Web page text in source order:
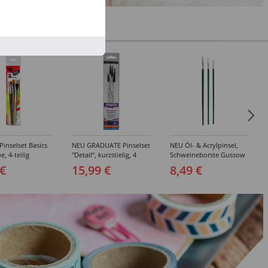
Basics
4-teilig
NEU GRADUATE Pinselset
"Detail“, kurzstielig, 4
15,99 €
NEU Öl- & Acrylpinsel,
Schweineborste Gussow
8,49 €